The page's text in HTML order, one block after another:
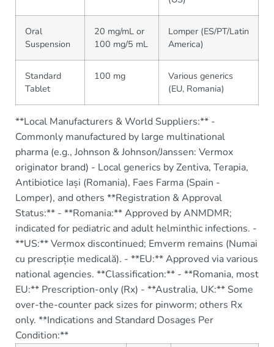
Oral
Suspension
20 mg/mL or
100 mg/5 mL
Lomper (ES/PT/Latin
America)
Standard
Tablet
100 mg
Various generics
(EU, Romania)
**Local Manufacturers & World Suppliers:** -
Commonly manufactured by large multinational
pharma (e.g., Johnson & Johnson/Janssen: Vermox
originator brand) - Local generics by Zentiva, Terapia,
Antibiotice Iași (Romania), Faes Farma (Spain -
Lomper), and others **Registration & Approval
Status:** - **Romania:** Approved by ANMDMR;
indicated for pediatric and adult helminthic infections. -
**US:** Vermox discontinued; Emverm remains (Numai
cu prescripție medicală). - **EU:** Approved via various
national agencies. **Classification:** - **Romania, most
EU:** Prescription-only (Rx) - **Australia, UK:** Some
over-the-counter pack sizes for pinworm; others Rx
only. **Indications and Standard Dosages Per
Condition:**